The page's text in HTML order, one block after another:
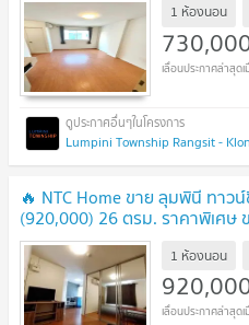
1 ห้องนอน
Lumpini Township Rangsit -
🔥 NTC Home ขาย ลุมพินี ทา
(920,000) 26 ตรม. ราคาพิเศษ
1 ห้องนอน